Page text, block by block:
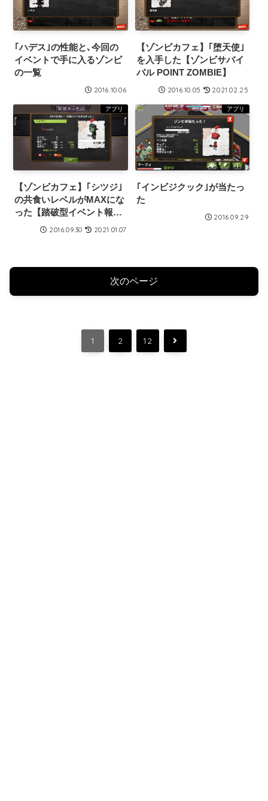
｢ハデス｣の性能と､今回の
イベントで手に入るゾンビ
の一覧
2016.10.06
【ゾンビカフェ】｢堕天使｣
を入手した【ゾンビサバイ
バル POINT ZOMBIE】
2016.10.05 2021.02.25
アプリ
【ゾンビカフェ】｢シツジ｣
の共食いレベルがMAXにな
った【踏破型イベント報
2016.09.30 2021.01.07
アプリ
｢インビジクック｣が当たっ
た
2016.09.29
次のページ
1 2 12 次